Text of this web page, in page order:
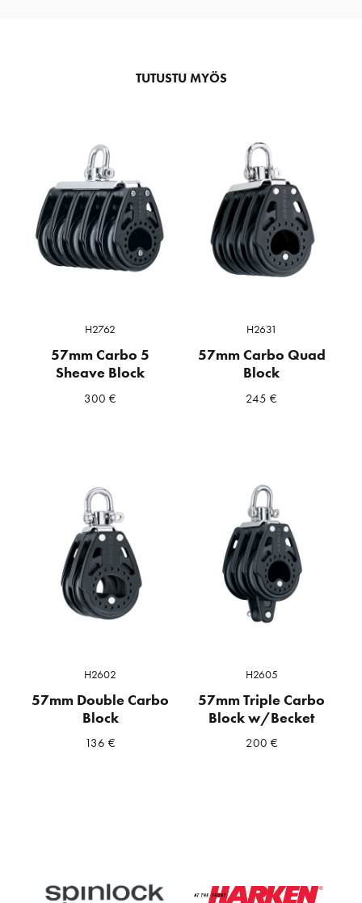
TUTUSTU MYÖS
H2762
57mm Carbo 5
Sheave Block
300€
H2631
57mm Carbo Quad
Block
245€
H2602
57mm Double Carbo
Block
136€
H2605
57mm Triple Carbo
Block w/Becket
200 €